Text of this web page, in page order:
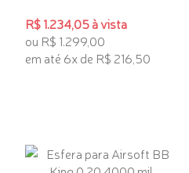
R$ 1.234,05 à vista
ou R$ 1.299,00
em até 6x de R$ 216,50